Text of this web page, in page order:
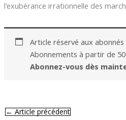
l’exubérance irrationnelle des
Article réservé aux abonnés
Abonnements à partir de
Abonnez-vous dès
←Article précédent